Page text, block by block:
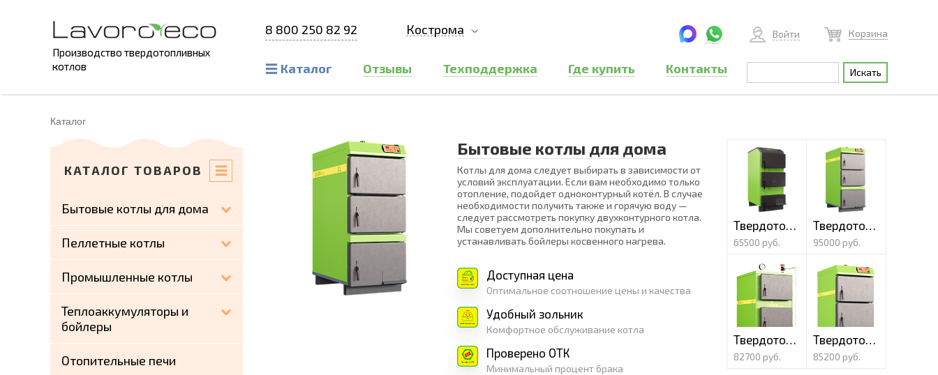
Производство твердотопливных
котлов
8 800 250 82 92 Кострома Войти Корзина
Каталог Отзывы Техподдержка Где купить Контакты
Каталог
КАТАЛОГ ТОВАРОВ
Бытовые котлы для дома
Пеллетные котлы
Промышленные котлы
Теплоаккумуляторы и
бойлеры
Отопительные печи
Бытовые котлы для дома
Котлы для дома следует выбирать в зависимости от
условий эксплуатации. Если вам необходимо только
отопление, подойдет одноконтурный котёл. В случае
необходимости получить также и горячую воду —
следует рассмотреть покупку двухконтурного котла.
Мы советуем дополнительно покупать и
устанавливать бойлеры косвенного нагрева.
Доступная цена
Оптимальное соотношение цены и качества
Удобный зольник
Комфортное обслуживание котла
Проверено ОТК
Минимальный процент брака
Твердотопливный котел Lavoro Eco M-10
65500 руб.
Твердотопливный котел Lavoro Eco XL-12
95000 руб.
Твердотопливный котел Lavoro K-12 с дожигом газа
82700 руб.
Твердотопливный полуавтоматический котел Lavoro Eco L-12
85200 руб.